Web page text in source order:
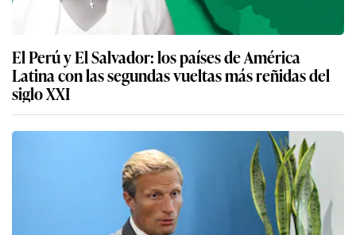
El Perú y El Salvador: los países de América
Latina con las segundas vueltas más reñidas del
siglo XXI